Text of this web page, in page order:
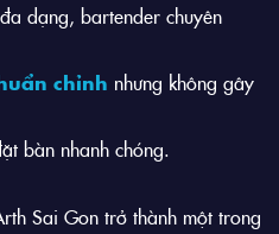
dạng, bartender chuyên
chỉnh nhưng không gây
bàn nhanh chóng.
Sai Gon trở thành một trong